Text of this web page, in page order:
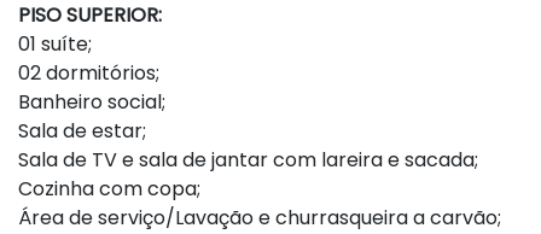
PISO SUPERIOR:
01 suíte;
02 dormitórios;
Banheiro social;
Sala de estar;
Sala de TV e sala de jantar com lareira e sacada;
Cozinha com copa;
Área de serviço/Lavação e churrasqueira a carvão;